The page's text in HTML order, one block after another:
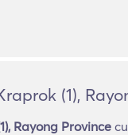
(1),
Rayong Provincecu